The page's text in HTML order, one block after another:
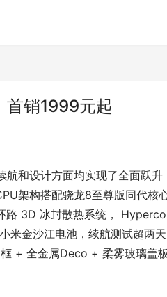
首销1999元起
和设计方面均实现了全面跃升
架构搭配骁龙8至尊版同代核
路 3D 冰封散热系统，
金沙江电池，续航测试超两天
+ 全金属Deco + 柔雾玻璃盖板